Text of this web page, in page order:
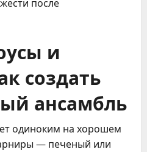
после
и
создать
ансамбль
одиноким на хорошем
— печеный или